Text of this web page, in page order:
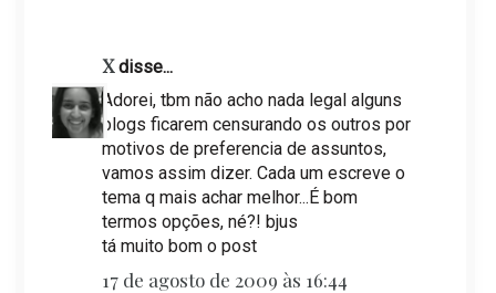
Xdisse...
Adorei, tbm não acho nada legal alguns
blogs ficarem censurando os outros por
motivos de preferencia de assuntos,
vamos assim dizer. Cada um escreve o
tema q mais achar melhor...É bom
termos opções, né?! bjus
tá muito bom o post
17 de agosto de 2009 às 16:44